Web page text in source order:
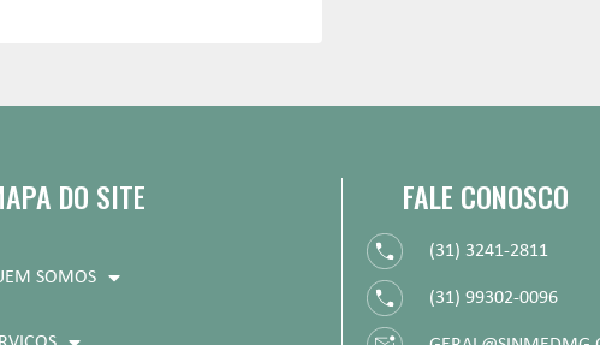
DO SITE
SOMOS
FALE CONOSCO
(31) 3241-2811
(31) 99302-0096